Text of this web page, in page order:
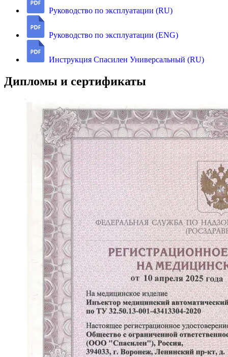
Руководство по эксплуатации (RU)
Руководство по эксплуатации (ENG)
Инструкция Спасилен Универсальный (RU)
Дипломы и сертификаты